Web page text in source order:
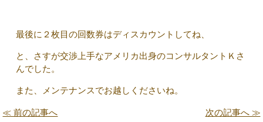
最後に２枚目の回数券はディスカウントしてね、
と、さすが交渉上手なアメリカ出身のコンサルタントＫさ
んでした。
また、メンテナンスでお越しくださいね。
≪ 前の記事へ 次の記事へ ≫